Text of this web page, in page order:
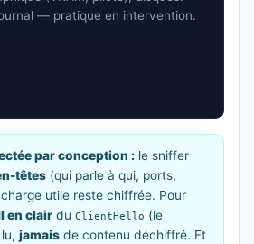
— pratique en intervention.
par conception : le sniffer
têtes (qui parle à qui, ports,
utile reste chiffrée. Pour
en clair du ClientHello (le
jamais de contenu déchiffré. Et